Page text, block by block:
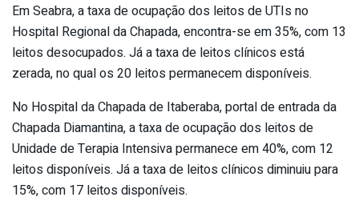
Em Seabra, a taxa de ocupação dos leitos de UTIs no
Hospital Regional da Chapada, encontra-se em 35%, com 13
leitos desocupados. Já a taxa de leitos clínicos está
zerada, no qual os 20 leitos permanecem disponíveis.
No Hospital da Chapada de Itaberaba, portal de entrada da
Chapada Diamantina, a taxa de ocupação dos leitos de
Unidade de Terapia Intensiva permanece em 40%, com 12
leitos disponíveis. Já a taxa de leitos clínicos diminuiu para
15%, com 17 leitos disponíveis.